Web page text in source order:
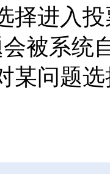
择进入
被系统
某问题